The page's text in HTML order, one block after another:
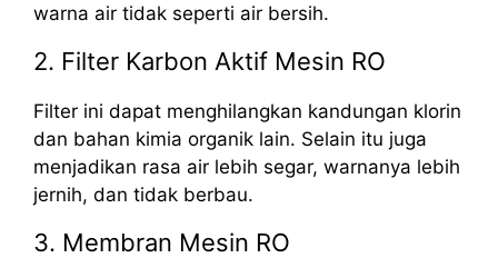
warna air tidak seperti air bersih.
2. Filter Karbon Aktif Mesin RO
Filter ini dapat menghilangkan kandungan klorin
dan bahan kimia organik lain. Selain itu juga
menjadikan rasa air lebih segar, warnanya lebih
jernih, dan tidak berbau.
3. Membran Mesin RO